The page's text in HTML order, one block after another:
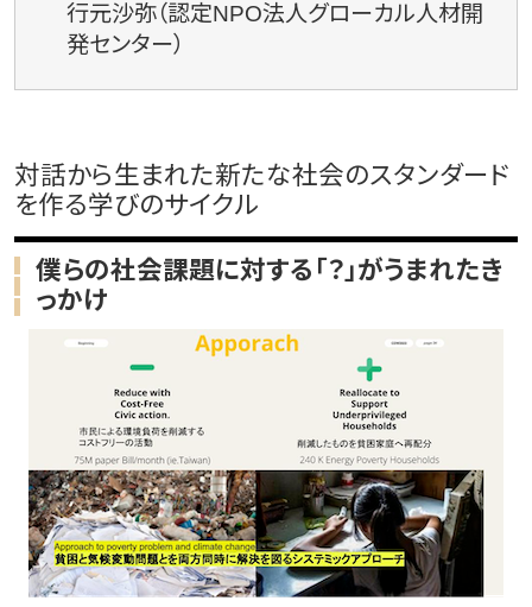
行元沙弥（認定NPO法人グローカル人材開
発センター）
対話から生まれた新たな社会のスタンダード
を作る学びのサイクル
僕らの社会課題に対する「？」がうまれたき
っかけ